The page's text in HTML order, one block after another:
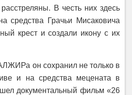
В честь них здесь
средства Грачьи Мисаковича
крест и создали икону с их
он сохранил не только в
и на средства мецената в
документальный фильм «26